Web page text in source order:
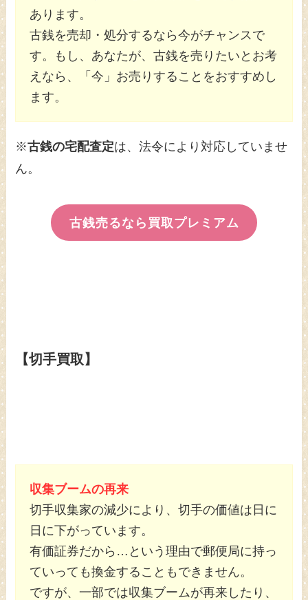
あります。
古銭を売却・処分するなら今がチャンスで
す。もし、あなたが、古銭を売りたいとお考
えなら、「今」お売りすることをおすすめし
ます。
※古銭の宅配査定は、法令により対応していませ
ん。
古銭売るなら買取プレミアム
【切手買取】
収集ブームの再来
切手収集家の減少により、切手の価値は日に
日に下がっています。
有価証券だから…という理由で郵便局に持っ
ていっても換金することもできません。
ですが、一部では収集ブームが再来したり、